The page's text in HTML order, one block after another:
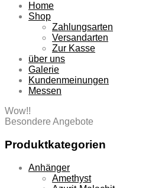
Home
Shop
Zahlungsarten
Versandarten
Zur Kasse
über uns
Galerie
Kundenmeinungen
Messen
Wow!!
Besondere Angebote
Produktkategorien
Anhänger
Amethyst